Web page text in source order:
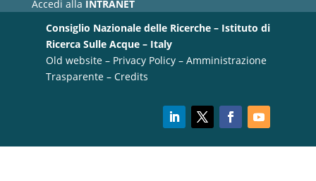
Accedi alla INTRANET
Consiglio Nazionale delle Ricerche – Istituto di
Ricerca Sulle Acque – Italy
Old website– Privacy Policy– Amministrazione
Trasparente– Credits